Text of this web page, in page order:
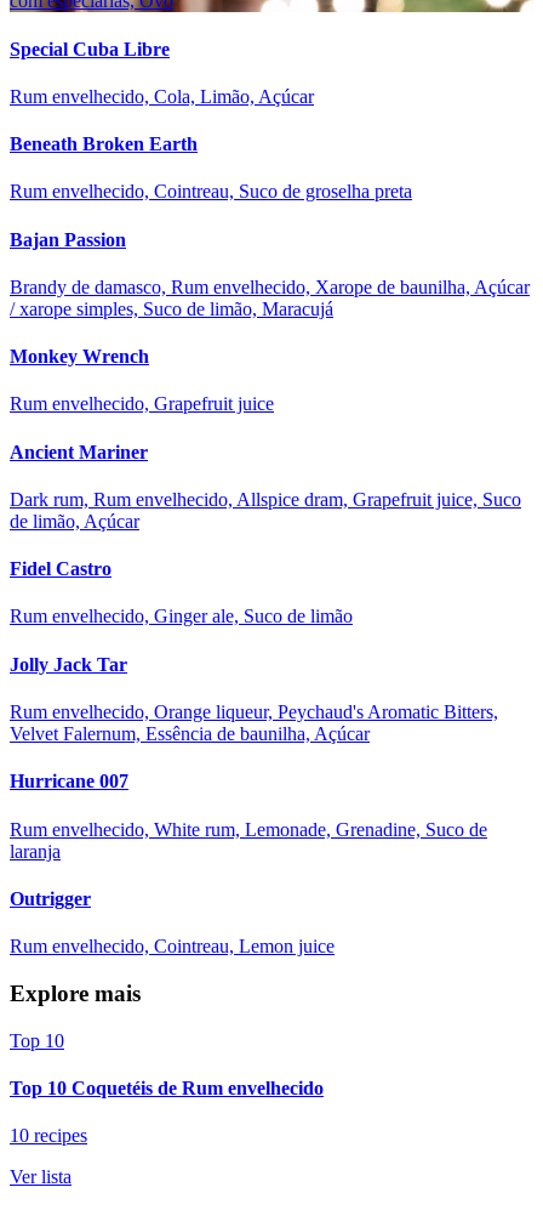
Special Cuba Libre
Rum envelhecido, Cola, Limão, Açúcar
Beneath Broken Earth
Rum envelhecido, Cointreau, Suco de groselha preta
Bajan Passion
Brandy de damasco, Rum envelhecido, Xarope de baunilha, Açúcar
/ xarope simples, Suco de limão, Maracujá
Monkey Wrench
Rum envelhecido, Grapefruit juice
Ancient Mariner
Dark rum, Rum envelhecido, Allspice dram, Grapefruit juice, Suco
de limão, Açúcar
Fidel Castro
Rum envelhecido, Ginger ale, Suco de limão
Jolly Jack Tar
Rum envelhecido, Orange liqueur, Peychaud's Aromatic Bitters,
Velvet Falernum, Essência de baunilha, Açúcar
Hurricane 007
Rum envelhecido, White rum, Lemonade, Grenadine, Suco de
laranja
Outrigger
Rum envelhecido, Cointreau, Lemon juice
Explore mais
Top 10
Top 10 Coquetéis de Rum envelhecido
10 recipes
Ver lista